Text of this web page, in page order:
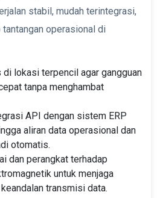
stabil, mudah terintegrasi,
operasional di
di lokasi terpencil agar gangguan
tanpa menghambat
API dengan sistem ERP
aliran data operasional dan
otomatis.
dan perangkat terhadap
untuk menjaga
transmisi data.